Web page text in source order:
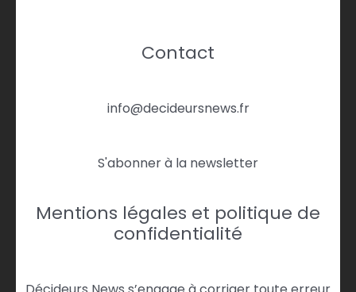
Contact
info@decideursnews.fr
S'abonner à la newsletter
Mentions légales et politique de
confidentialité